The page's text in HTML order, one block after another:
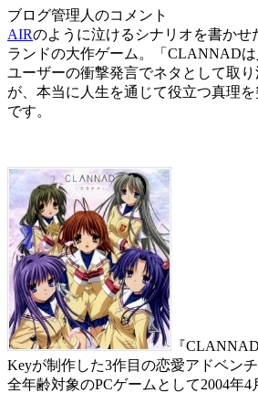
ブログ管理人のコメント
AIRのように泣けるシナリオを書かせ
ランドの大作ゲーム。「CLANNAD
ユーザーの衝撃発言でネタとして取
が、本当に人生を通じて役立つ真理
です。
『
Keyが制作した3作目の恋愛アドベン
全年齢対象のPCゲームとして2004年4